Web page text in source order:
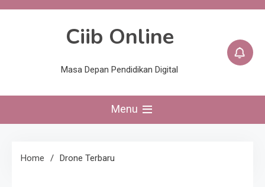
Skip
Ciib Online
Masa Depan Pendidikan Digital
Menu
Home Drone Terbaru